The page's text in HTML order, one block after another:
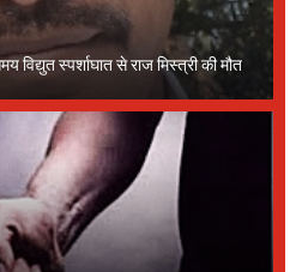
विद्युत स्पर्शाघात से राज मिस्त्री की मौत